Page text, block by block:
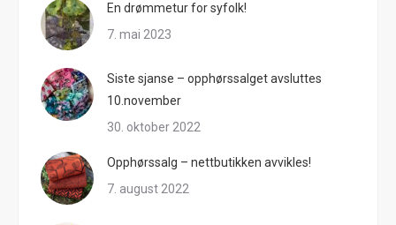
En drømmetur for syfolk!
7. mai 2023
Siste sjanse – opphørssalget avsluttes
10.november
30. oktober 2022
Opphørssalg – nettbutikken avvikles!
7. august 2022